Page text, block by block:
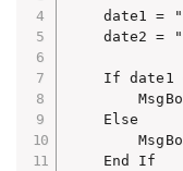
date1 =
date2 =
If date1
    Else
    End If